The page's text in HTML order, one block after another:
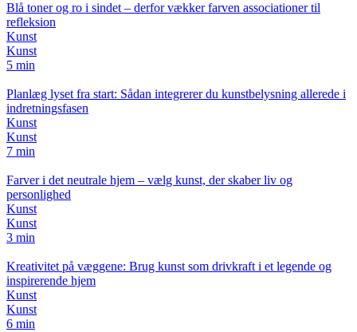
Blå toner og ro i sindet – derfor vækker farven associationer til
refleksion
Kunst
Kunst
5 min
Planlæg lyset fra start: Sådan integrerer du kunstbelysning allerede i
indretningsfasen
Kunst
Kunst
7 min
Farver i det neutrale hjem – vælg kunst, der skaber liv og
personlighed
Kunst
Kunst
3 min
Kreativitet på væggene: Brug kunst som drivkraft i et legende og
inspirerende hjem
Kunst
Kunst
6 min